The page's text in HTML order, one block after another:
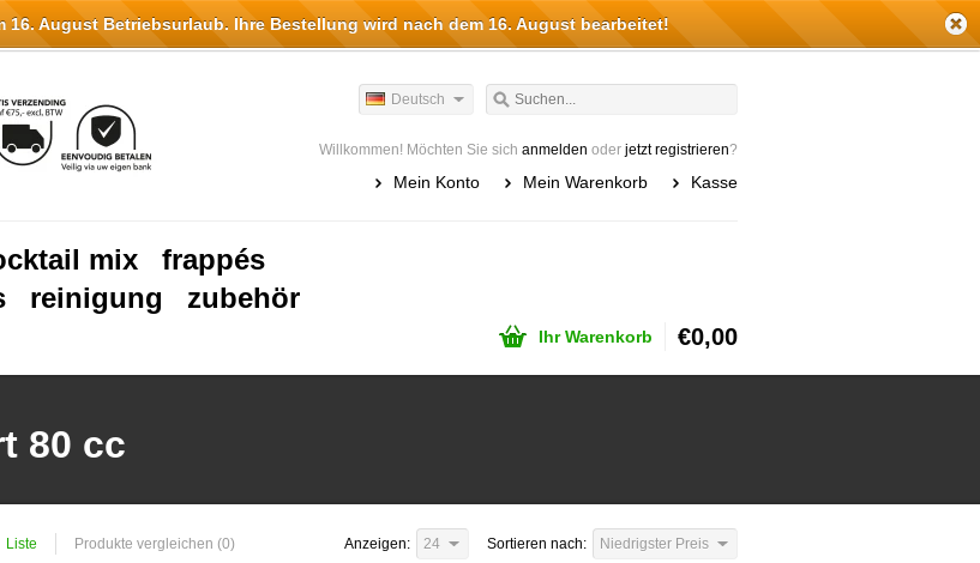
Deutsch
Willkommen! Möchten Sie sich anmelden oder jetzt registrieren?
Mein Konto Mein Warenkorb Kasse
mix
frappés
reinigung
zubehör
Ihr Warenkorb €0,00
80 cc
Liste Produkte vergleichen (0) Sortieren nach: Niedrigster Preis
Anzeigen: 24
August Betriebsurlaub. Ihre Bestellung wird nach dem 16. August bearbeitet!